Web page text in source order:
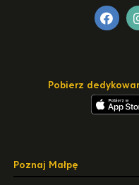
Pobierz
Poznaj Małpę